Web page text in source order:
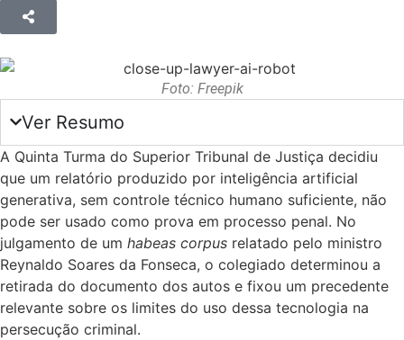
Foto: Freepik
Ver Resumo
A Quinta Turma do Superior Tribunal de Justiça decidiu
que um relatório produzido por inteligência artificial
generativa, sem controle técnico humano suficiente, não
pode ser usado como prova em processo penal. No
julgamento de um habeas corpus relatado pelo ministro
Reynaldo Soares da Fonseca, o colegiado determinou a
retirada do documento dos autos e fixou um precedente
relevante sobre os limites do uso dessa tecnologia na
persecução criminal.